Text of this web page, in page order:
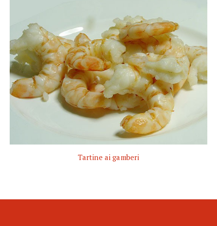
Tartine ai gamberi